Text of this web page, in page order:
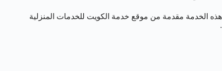
هذه الخدمة مقدمة من موقع خدمة الكويت للخدمات المنزلية
.